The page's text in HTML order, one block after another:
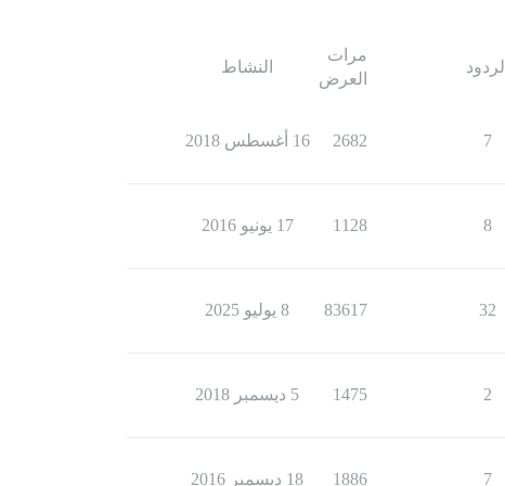
الردود
مرات
العرض
النشاط
7
2682 16 أغسطس 2018
8
1128 17 يونيو 2016
32
83617 8 يوليو 2025
2
1475 5 ديسمبر 2018
7
1886 18 ديسمبر 2016